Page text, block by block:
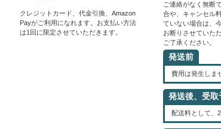
クレジットカード、代金引換、Amazon
Payがご利用になれます。お支払い方法
は1回に限定させていただきます。
ご連絡がなく無断
合や、キャンセル
ていない場合は、
お断りさせていた
ご了承ください。
発送前
費用は発生しま
発送後、受取
配送料として、